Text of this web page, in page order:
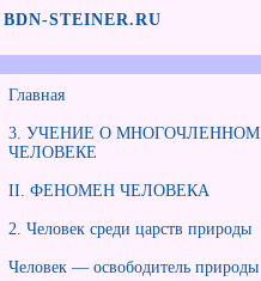
BDN-STEINER.RU
Главная
3. УЧЕНИЕ О МНОГОЧЛЕННОМ
ЧЕЛОВЕКЕ
II. ФЕНОМЕН ЧЕЛОВЕКА
2. Человек среди царств природы
Человек — освободитель природы